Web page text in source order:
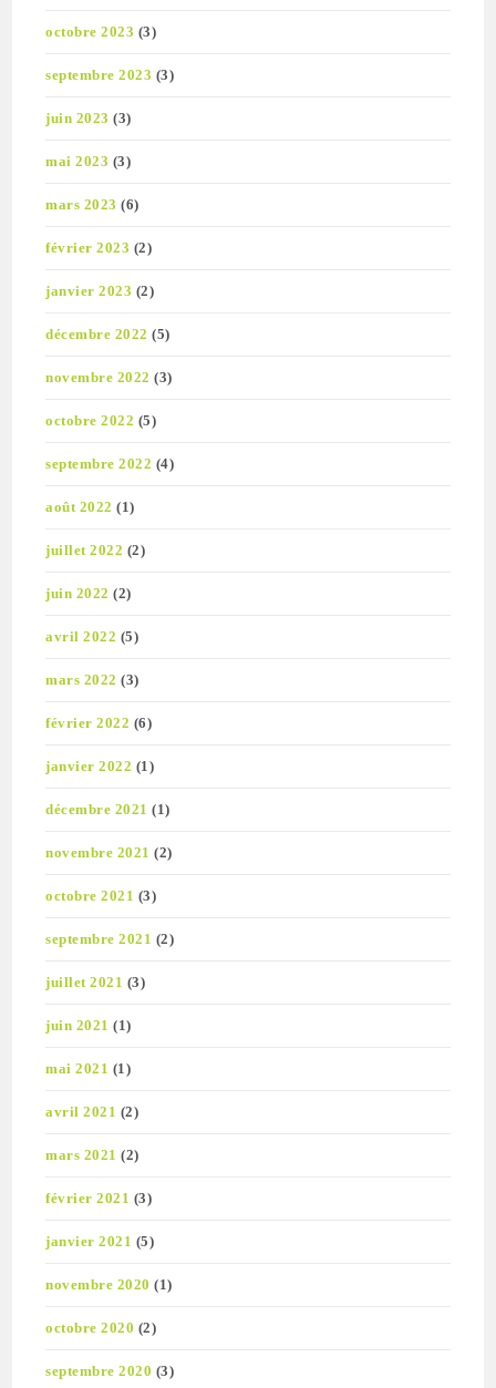
octobre 2023 (3)
septembre 2023 (3)
juin 2023 (3)
mai 2023 (3)
mars 2023 (6)
février 2023 (2)
janvier 2023 (2)
décembre 2022 (5)
novembre 2022 (3)
octobre 2022 (5)
septembre 2022 (4)
août 2022 (1)
juillet 2022 (2)
juin 2022 (2)
avril 2022 (5)
mars 2022 (3)
février 2022 (6)
janvier 2022 (1)
décembre 2021 (1)
novembre 2021 (2)
octobre 2021 (3)
septembre 2021 (2)
juillet 2021 (3)
juin 2021 (1)
mai 2021 (1)
avril 2021 (2)
mars 2021 (2)
février 2021 (3)
janvier 2021 (5)
novembre 2020 (1)
octobre 2020 (2)
septembre 2020 (3)